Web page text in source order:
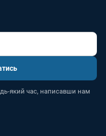
який час, написавши нам